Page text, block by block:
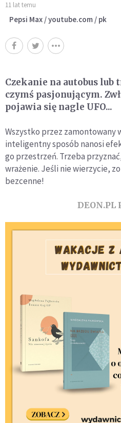
11 lat temu
Pepsi Max / youtube.com / pk
Czekanie na autobus lub
czymś pasjonującym.
pojawia się nagle UFO...
Wszystko przez
inteligentny sposób nanosi
go przestrzeń. Trzeba
wrażenie. Jeśli nie wierzycie,
bezcenne!
DEON.PL